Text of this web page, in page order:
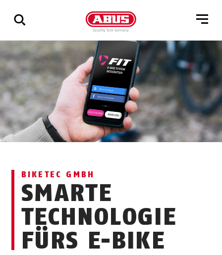
Zeige
alle
Ergebnisse
BIKETEC GMBH
SMARTE
TECHNOLOGIE
FÜRS E-BIKE